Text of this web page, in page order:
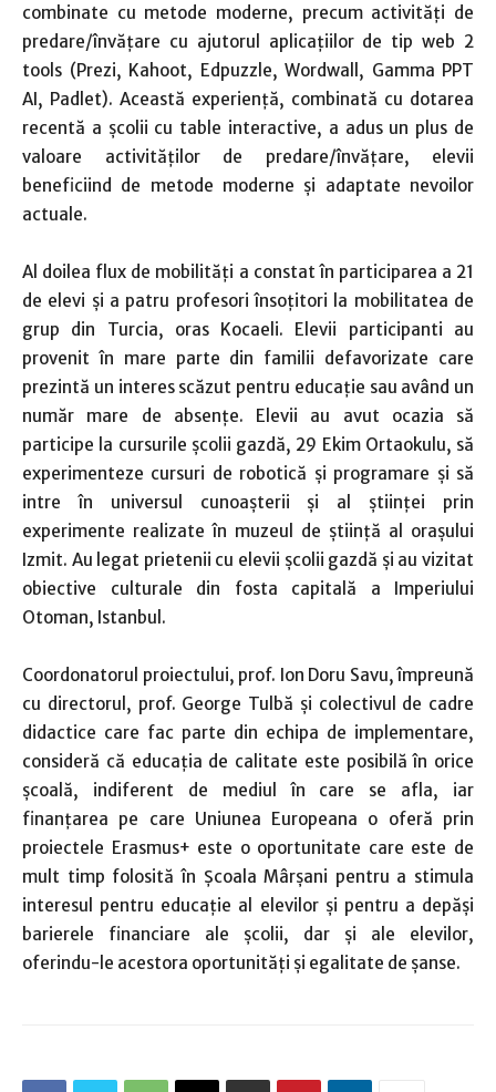
combinate cu metode moderne, precum activităţi de
predare/învăţare cu ajutorul aplicaţiilor de tip web 2
tools (Prezi, Kahoot, Edpuzzle, Wordwall, Gamma PPT
AI, Padlet). Această experienţă, combinată cu dotarea
recentă a şcolii cu table interactive, a adus un plus de
valoare activităţilor de predare/învăţare, elevii
beneficiind de metode moderne şi adaptate nevoilor
actuale.
Al doilea flux de mobilităţi a constat în participarea a 21
de elevi şi a patru profesori însoţitori la mobilitatea de
grup din Turcia, oras Kocaeli. Elevii participanti au
provenit în mare parte din familii defavorizate care
prezintă un interes scăzut pentru educaţie sau având un
număr mare de absenţe. Elevii au avut ocazia să
participe la cursurile şcolii gazdă, 29 Ekim Ortaokulu, să
experimenteze cursuri de robotică şi programare şi să
intre în universul cunoaşterii şi al ştiinţei prin
experimente realizate în muzeul de ştiinţă al oraşului
Izmit. Au legat prietenii cu elevii şcolii gazdă şi au vizitat
obiective culturale din fosta capitală a Imperiului
Otoman, Istanbul.
Coordonatorul proiectului, prof. Ion Doru Savu, împreună
cu directorul, prof. George Tulbă şi colectivul de cadre
didactice care fac parte din echipa de implementare,
consideră că educaţia de calitate este posibilă în orice
şcoală, indiferent de mediul în care se afla, iar
finanţarea pe care Uniunea Europeana o oferă prin
proiectele Erasmus+ este o oportunitate care este de
mult timp folosită în Şcoala Mârşani pentru a stimula
interesul pentru educaţie al elevilor şi pentru a depăşi
barierele financiare ale şcolii, dar şi ale elevilor,
oferindu-le acestora oportunităţi şi egalitate de şanse.